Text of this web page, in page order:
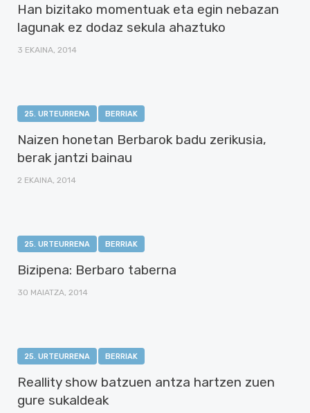
Han bizitako momentuak eta egin nebazan
lagunak ez dodaz sekula ahaztuko
3 EKAINA, 2014
25. URTEURRENA BERRIAK
Naizen honetan Berbarok badu zerikusia,
berak jantzi bainau
2 EKAINA, 2014
25. URTEURRENA BERRIAK
Bizipena: Berbaro taberna
30 MAIATZA, 2014
25. URTEURRENA BERRIAK
Reallity show batzuen antza hartzen zuen
gure sukaldeak